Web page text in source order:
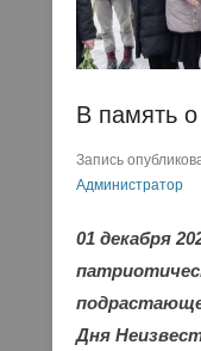
В память
Запись
Администратор
01 декабря
Дня